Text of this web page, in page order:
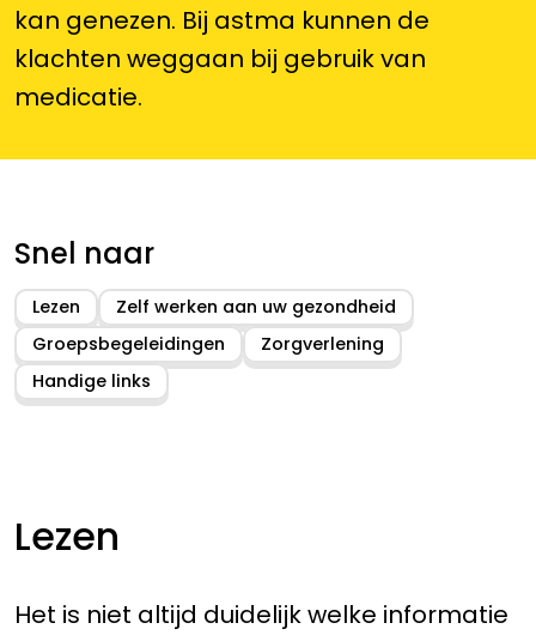
kan genezen. Bij astma kunnen de
klachten weggaan bij gebruik van
medicatie.
Snel naar
Lezen
Zelf werken aan uw gezondheid
Groepsbegeleidingen
Zorgverlening
Handige links
Lezen
Het is niet altijd duidelijk welke informatie